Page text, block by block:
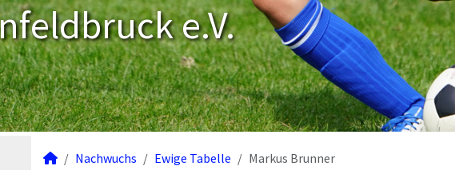
e.V.
Nachwuchs Ewige Tabelle Markus Brunner